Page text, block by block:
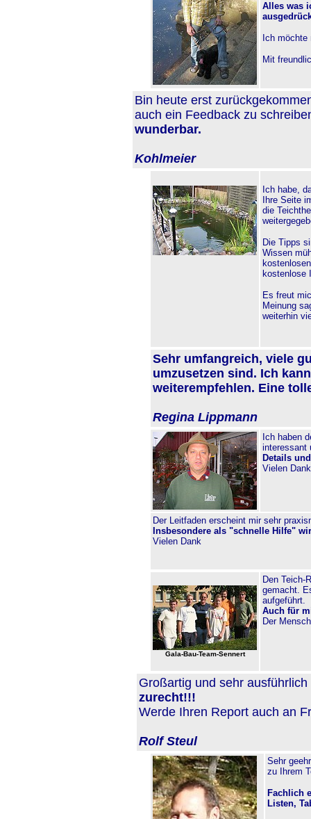
Alles was
Ich
Mit
Bin heute erst
auch ein Feedback zu
wunderbar.
Kohlmeier
Ich habe,
Ihre Seite
die
Die Tipps
Wissen
kostenlose
Es freut
Meinung
weiterhin
Sehr umfangreich, viele
umzusetzen sind. Ich
weiterempfehlen. Eine
Regina Lippmann
Ich haben
interessant
Details
Vielen
Der Leitfaden erscheint mir sehr
Insbesondere als "schnelle Hilfe"
Vielen Dank
Gala-Bau-Team-Sennert
Den Teich-
gemacht.
aufgeführt.
Auch für
Der
Großartig und sehr
zurecht!!!
Werde Ihren Report auch an
Rolf Steul
Sehr
zu Ihrem
Fachlich
Listen,